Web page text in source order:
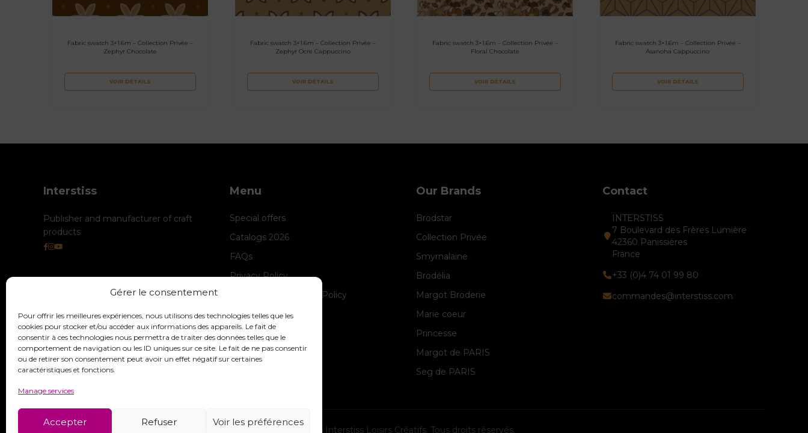
Gérer le consentement
Pour offrir les meilleures expériences, nous utilisons des technologies telles que les
cookies pour stocker et/ou accéder aux informations des appareils. Le fait de
consentir à ces technologies nous permettra de traiter des données telles que le
comportement de navigation ou les ID uniques sur ce site. Le fait de ne pas consentir
ou de retirer son consentement peut avoir un effet négatif sur certaines
caractéristiques et fonctions.
Manage services
Accepter Refuser Voir les préférences
Fabric swatch 3×1.6m – Collection Privée –
Zephyr Chocolate
VOIR DÉTAILS
Fabric swatch 3×1.6m – Collection Privée –
Zephyr Ocre Cappuccino
VOIR DÉTAILS
Fabric swatch 3×1.6m – Collection Privée –
Floral Chocolate
VOIR DÉTAILS
Fabric swatch 3×1.6m – Collection Privée –
Asanoha Cappuccino
VOIR DÉTAILS
Interstiss
Publisher and manufacturer of craft
products
Menu
Special offers
Catalogs 2026
FAQs
Privacy Policy
Cookie Management Policy
legal-notice
Our Brands
Brodstar
Collection Privée
Smyrnalaine
Brodélia
Margot Broderie
Marie coeur
Princesse
Margot de PARIS
Seg de PARIS
Contact
INTERSTISS
7 Boulevard des Frères Lumière
42360 Panissières
France
+33 (0)4 74 01 99 80
commandes@interstiss.com
© 2026 Interstiss Loisirs Créatifs. Tous droits réservés.